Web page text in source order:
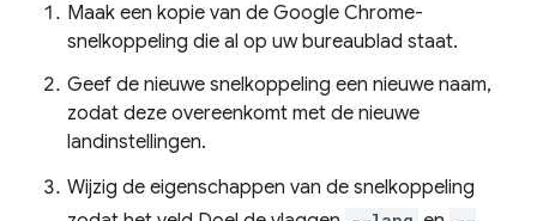
Maak een kopie van de Google Chrome-
snelkoppeling die al op uw bureaublad staat.
Geef de nieuwe snelkoppeling een nieuwe naam,
zodat deze overeenkomt met de nieuwe
landinstellingen.
Wijzig de eigenschappen van de snelkoppeling